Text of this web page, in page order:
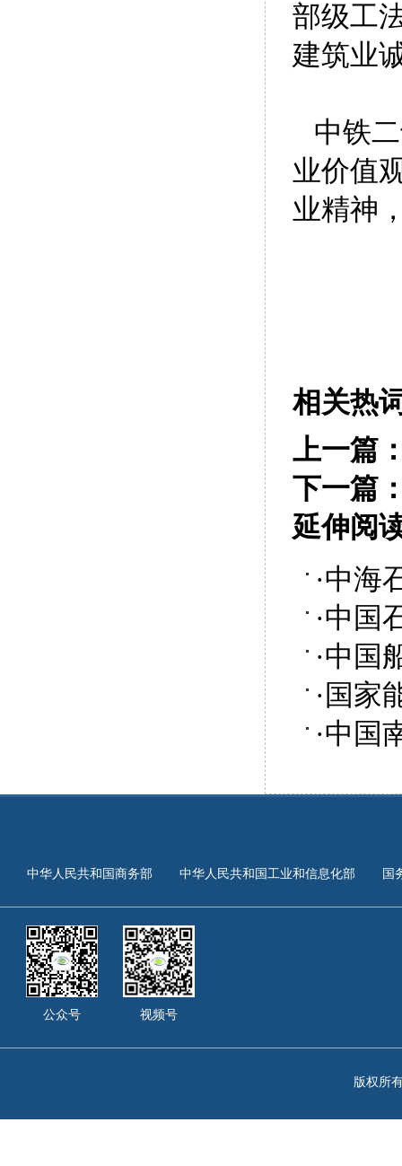
部级工
建筑业
中铁
业价值
业精神
相关热
上一篇
下一篇
延伸阅
·中海
·中国
·中国
· 国家
·中国
中华人民共和国商务部 中华人民共和国工业和信息化部 国
公众号 视频号
版权所